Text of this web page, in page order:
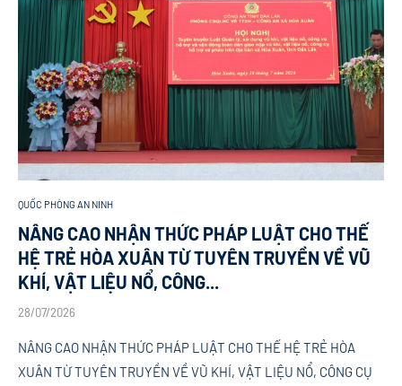
QUỐC PHÒNG AN NINH
NÂNG CAO NHẬN THỨC PHÁP LUẬT CHO THẾ
HỆ TRẺ HÒA XUÂN TỪ TUYÊN TRUYỀN VỀ VŨ
KHÍ, VẬT LIỆU NỔ, CÔNG...
28/07/2026
NÂNG CAO NHẬN THỨC PHÁP LUẬT CHO THẾ HỆ TRẺ HÒA
XUÂN TỪ TUYÊN TRUYỀN VỀ VŨ KHÍ, VẬT LIỆU NỔ, CÔNG CỤ